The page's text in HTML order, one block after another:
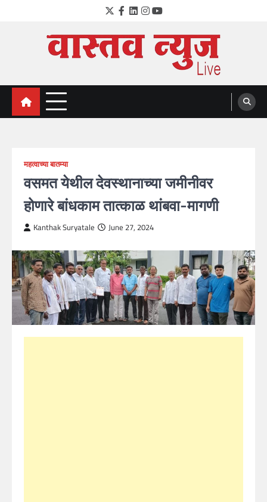
Twitter
Facebook
LinkedIn
Instagram
YouTube
VastavNEWSLive.com
a leading NEWS portal of Maharahstra
महत्वाच्या बातम्या
वसमत येथील देवस्थानाच्या जमीनीवर
होणारे बांधकाम तात्काळ थांबवा-मागणी
Kanthak Suryatale June 27, 2024